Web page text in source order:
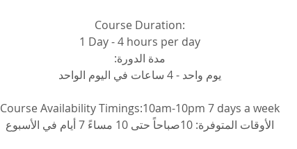
Course Duration:
1 Day - 4 hours per day
مدة الدورة:
يوم واحد - 4 ساعات في اليوم الواحد
Course Availability Timings:10am-10pm 7 days a week
الأوقات المتوفرة: 10صباحاً حتى 10 مساءً 7 أيام في الأسبوع